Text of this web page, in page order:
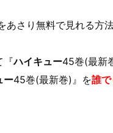
あさり無料で見れる方
『ハイキュー45巻(最新
ー45巻(最新巻)』を誰